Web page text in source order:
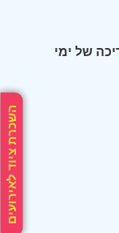
השכרת ציוד לאירועים
של ימי